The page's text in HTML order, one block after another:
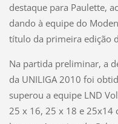
destaque para Paulette,
dando à equipe do
título da primeira edição
Na partida preliminar, a
da UNILIGA 2010 foi
superou a equipe LND
25 x 16, 25 x 18 e 25x14